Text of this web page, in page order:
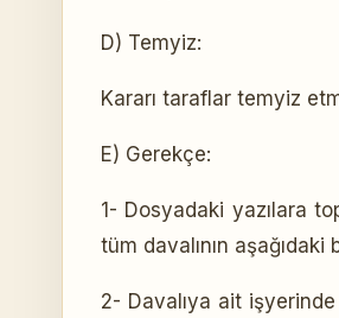
D) Temyiz:
Kararı taraflar temyiz
E) Gerekçe:
1- Dosyadaki yazılara
tüm davalının
2- Davalıya ait işyerinde